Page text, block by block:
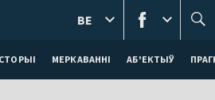
МЕРКАВАННI АБ'ЕКТЫЎ
BE